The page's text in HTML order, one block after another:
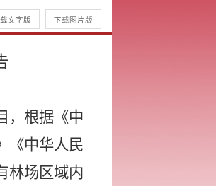
文字版 下载图片版
，根据《中
《中华人民
林场区域内